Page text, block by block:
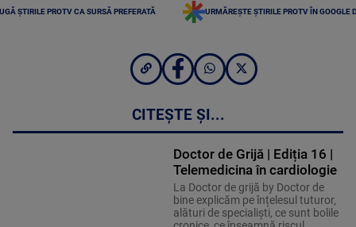
ȘTIRILE PROTV CA SURSĂ PREFERATĂ URMĂREȘTE ȘTIRILE PROTV ÎN GOOGLE
CITEȘTE ȘI...
Doctor de Grijă | Ediția 16 |
Telemedicina în cardiologie
La Doctor de grijă by Doctor de
bine explicăm pe înțelesul tuturor,
alături de specialiști, ce sunt bolile